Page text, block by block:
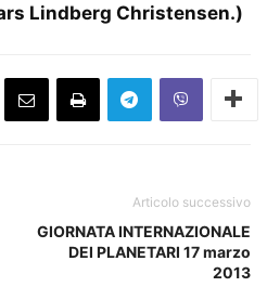
Lindberg Christensen.)
Articolo successivo
GIORNATA INTERNAZIONALE
DEI PLANETARI 17 marzo
2013